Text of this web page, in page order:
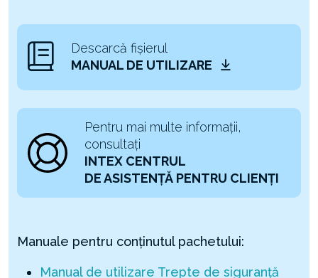
Descarcă fișierul
MANUAL DE UTILIZARE
Pentru mai multe informații,
consultați
INTEX CENTRUL
DE ASISTENȚĂ PENTRU CLIENȚI
Manuale pentru conținutul pachetului:
Manual de utilizare Trepte de siguranță